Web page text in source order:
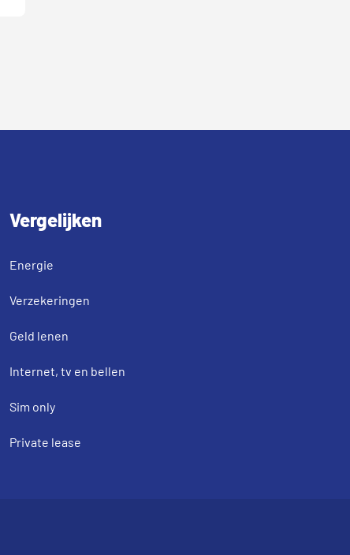
Vergelijken
Energie
Verzekeringen
Geld lenen
Internet, tv en bellen
Sim only
Private lease